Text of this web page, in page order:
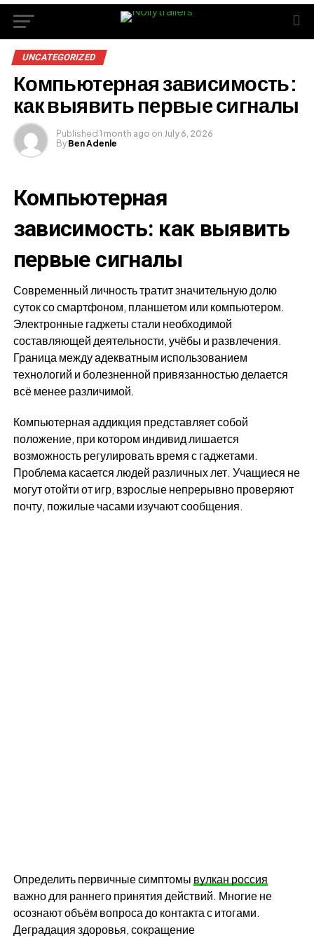
UNCATEGORIZED
Компьютерная зависимость:
как выявить первые сигналы
Published 1 month ago on July 6, 2026
By Ben Adenle
Компьютерная
зависимость: как выявить
первые сигналы
Современный личность тратит значительную долю
суток со смартфоном, планшетом или компьютером.
Электронные гаджеты стали необходимой
составляющей деятельности, учёбы и развлечения.
Граница между адекватным использованием
технологий и болезненной привязанностью делается
всё менее различимой.
Компьютерная аддикция представляет собой
положение, при котором индивид лишается
возможность регулировать время с гаджетами.
Проблема касается людей различных лет. Учащиеся не
могут отойти от игр, взрослые непрерывно проверяют
почту, пожилые часами изучают сообщения.
Определить первичные симптомы вулкан россия
важно для раннего принятия действий. Многие не
осознают объём вопроса до контакта с итогами.
Деградация здоровья, сокращение